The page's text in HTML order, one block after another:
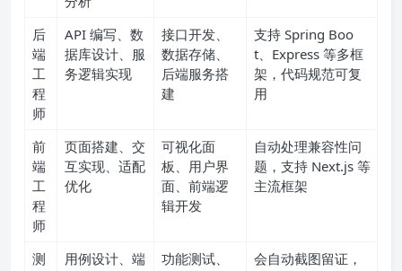
解、技术选型
后
端
工
程
API 编写、数
据库设计、服
接口开发、
数据存储、
后端服务搭
支持 Spring Boo
t、Express 等多框
架，代码规范可复
前
端
工
程
师
页面搭建、交
互实现、适配
可视化面
板、用户界
面、前端逻
自动处理兼容性问
题，支持 Next.js 等